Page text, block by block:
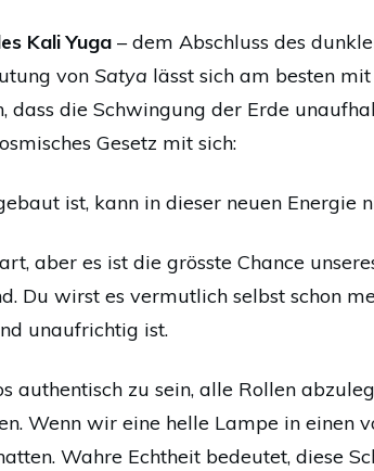
Kali Yuga – dem Abschluss des
von Satya lässt sich am besten
dass die Schwingung der Erde
Gesetz mit sich:
ist, kann in dieser neuen Energie
aber es ist die grösste Chance
Du wirst es vermutlich selbst schon
unaufrichtig ist.
authentisch zu sein, alle Rollen
Wenn wir eine helle Lampe in einen
Wahre Echtheit bedeutet, diese